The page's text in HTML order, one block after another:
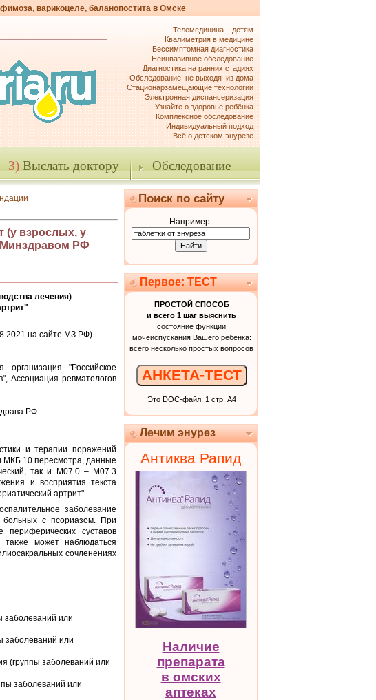
варикоцеле, баланопостита в Омске
Телемедицина – детям
Квалиметрия в медицине
Бессимптомная диагностика
Неинвазивное обследование
Диагностика на ранних стадиях
Обследование не выходя из дома
Стационарзамещающие технологии
Электронная диспансеризация
Узнайте о здоровье ребёнка
Комплексное обследование
Индивидуальный подход
Всё о детском энурезе
3)Выслать доктору Обследование
(у взрослых, у
Минздравом РФ
лечения)
на сайте МЗ РФ)
организация "Российское
Ассоциация ревматологов
РФ
и терапии поражений
МКБ 10 пересмотра, данные
так и M07.0 – M07.3
и восприятия текста
артрит".
заболевание
больных с псориазом. При
периферических суставов
также может наблюдаться
сочленениях
заболеваний или
заболеваний или
(группы заболеваний или
заболеваний или
Поиск по сайту
Например:
Первое: ТЕСТ
ПРОСТОЙ СПОСОБ
и всего 1 шаг выяснить
состояние функции
мочеиспускания Вашего ребёнка:
всего несколько простых вопросов
АНКЕТА-ТЕСТ
Это DOC-файл, 1 стр. А4
Лечим энурез
Антиква Рапид
Наличие
препарата
в омских
аптеках